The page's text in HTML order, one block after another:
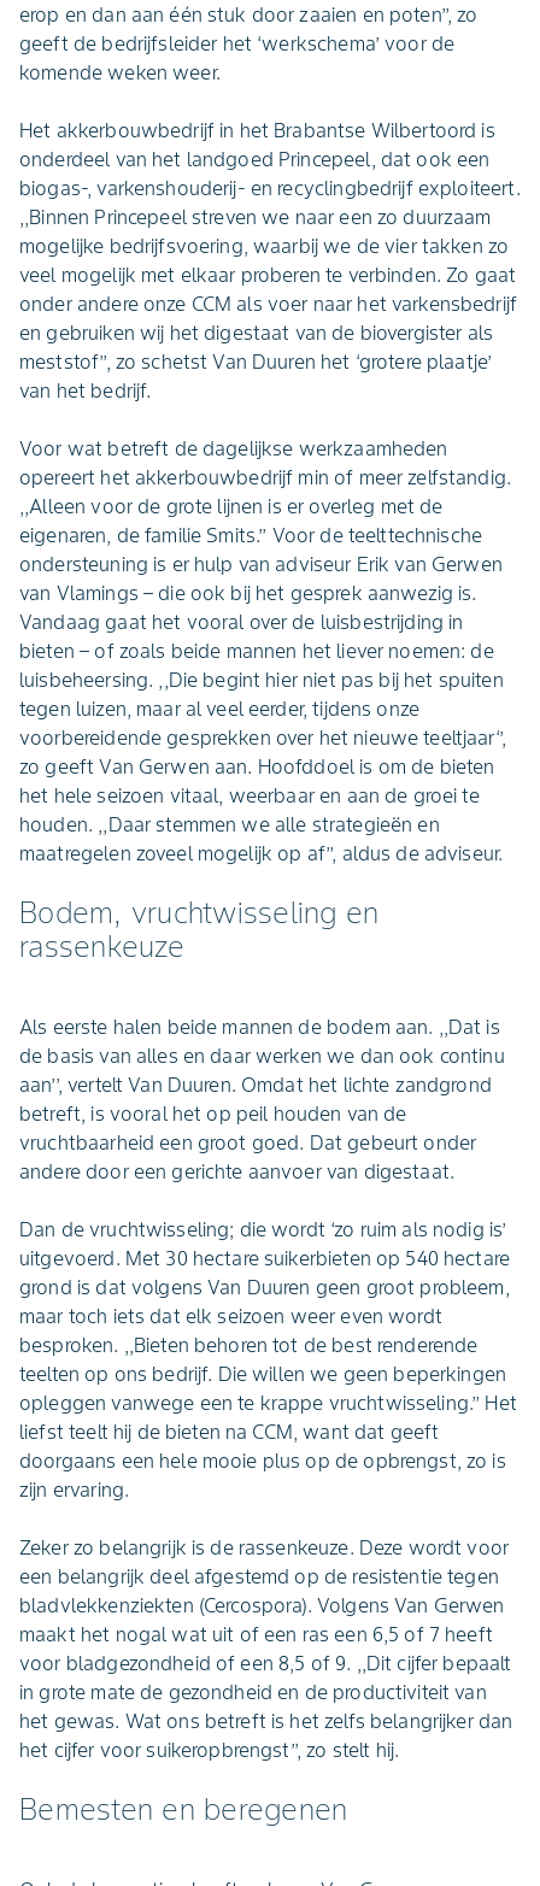
erop en dan aan één stuk door zaaien en poten’’, zo
geeft de bedrijfsleider het ‘werkschema’ voor de
komende weken weer.
Het akkerbouwbedrijf in het Brabantse Wilbertoord is
onderdeel van het landgoed Princepeel, dat ook een
biogas-, varkenshouderij- en recyclingbedrijf exploiteert.
,,Binnen Princepeel streven we naar een zo duurzaam
mogelijke bedrijfsvoering, waarbij we de vier takken zo
veel mogelijk met elkaar proberen te verbinden. Zo gaat
onder andere onze CCM als voer naar het varkensbedrijf
en gebruiken wij het digestaat van de biovergister als
meststof’’, zo schetst Van Duuren het ‘grotere plaatje’
van het bedrijf.
Voor wat betreft de dagelijkse werkzaamheden
opereert het akkerbouwbedrijf min of meer zelfstandig.
,,Alleen voor de grote lijnen is er overleg met de
eigenaren, de familie Smits.’’ Voor de teelttechnische
ondersteuning is er hulp van adviseur Erik van Gerwen
van Vlamings – die ook bij het gesprek aanwezig is.
Vandaag gaat het vooral over de luisbestrijding in
bieten – of zoals beide mannen het liever noemen: de
luisbeheersing. ,,Die begint hier niet pas bij het spuiten
tegen luizen, maar al veel eerder, tijdens onze
voorbereidende gesprekken over het nieuwe teeltjaar‘’,
zo geeft Van Gerwen aan. Hoofddoel is om de bieten
het hele seizoen vitaal, weerbaar en aan de groei te
houden. ,,Daar stemmen we alle strategieën en
maatregelen zoveel mogelijk op af’’, aldus de adviseur.
Bodem, vruchtwisseling en
rassenkeuze
Als eerste halen beide mannen de bodem aan. ,,Dat is
de basis van alles en daar werken we dan ook continu
aan’’, vertelt Van Duuren. Omdat het lichte zandgrond
betreft, is vooral het op peil houden van de
vruchtbaarheid een groot goed. Dat gebeurt onder
andere door een gerichte aanvoer van digestaat.
Dan de vruchtwisseling; die wordt ‘zo ruim als nodig is’
uitgevoerd. Met 30 hectare suikerbieten op 540 hectare
grond is dat volgens Van Duuren geen groot probleem,
maar toch iets dat elk seizoen weer even wordt
besproken. ,,Bieten behoren tot de best renderende
teelten op ons bedrijf. Die willen we geen beperkingen
opleggen vanwege een te krappe vruchtwisseling.’’ Het
liefst teelt hij de bieten na CCM, want dat geeft
doorgaans een hele mooie plus op de opbrengst, zo is
zijn ervaring.
Zeker zo belangrijk is de rassenkeuze. Deze wordt voor
een belangrijk deel afgestemd op de resistentie tegen
bladvlekkenziekten (Cercospora). Volgens Van Gerwen
maakt het nogal wat uit of een ras een 6,5 of 7 heeft
voor bladgezondheid of een 8,5 of 9. ,,Dit cijfer bepaalt
in grote mate de gezondheid en de productiviteit van
het gewas. Wat ons betreft is het zelfs belangrijker dan
het cijfer voor suikeropbrengst’’, zo stelt hij.
Bemesten en beregenen